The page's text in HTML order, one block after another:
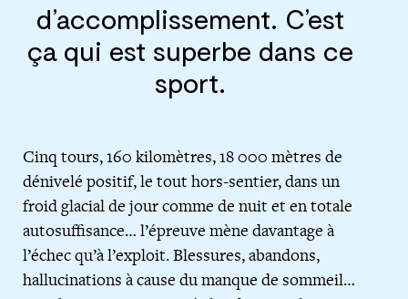
d’accomplissement. C’est
ça qui est superbe dans ce
sport.
Cinq tours, 160 kilomètres, 18 000 mètres de
dénivelé positif, le tout hors-sentier, dans un
froid glacial de jour comme de nuit et en totale
autosuffisance… l’épreuve mène davantage à
l’échec qu’à l’exploit. Blessures, abandons,
hallucinations à cause du manque de sommeil…